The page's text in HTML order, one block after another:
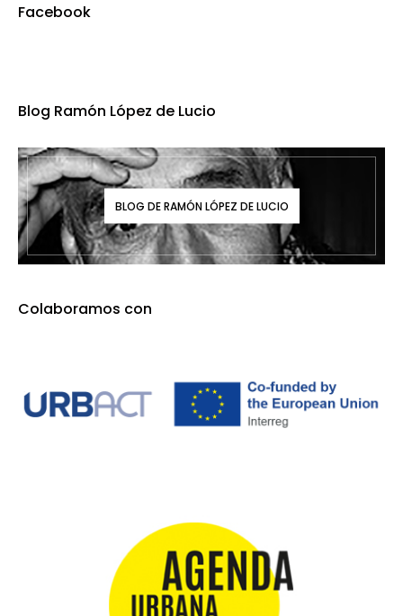
Facebook
Blog Ramón López de Lucio
BLOG DE RAMÓN LÓPEZ DE LUCIO
Colaboramos con